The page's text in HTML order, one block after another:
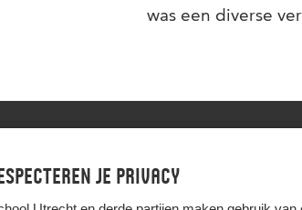
je privacy
was een diverse